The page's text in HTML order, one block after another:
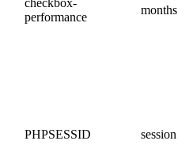
performance
months
PHPSESSID session